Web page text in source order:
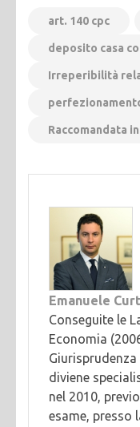
art. 140 cpc
deposito casa
Irreperibilità
Raccomandata
Emanuele
Conseguite le
Economia
Giurisprudenza
diviene
nel 2010,
esame, presso